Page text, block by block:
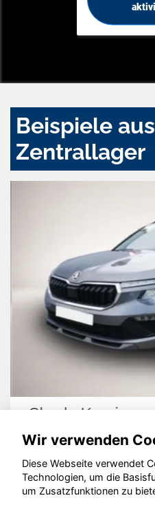
Beispiele
Zentrallager
Skoda Kamiq
©
Wir verwenden
Diese Webseite verwendet
Technologien, um die
um Zusatzfunktionen zu